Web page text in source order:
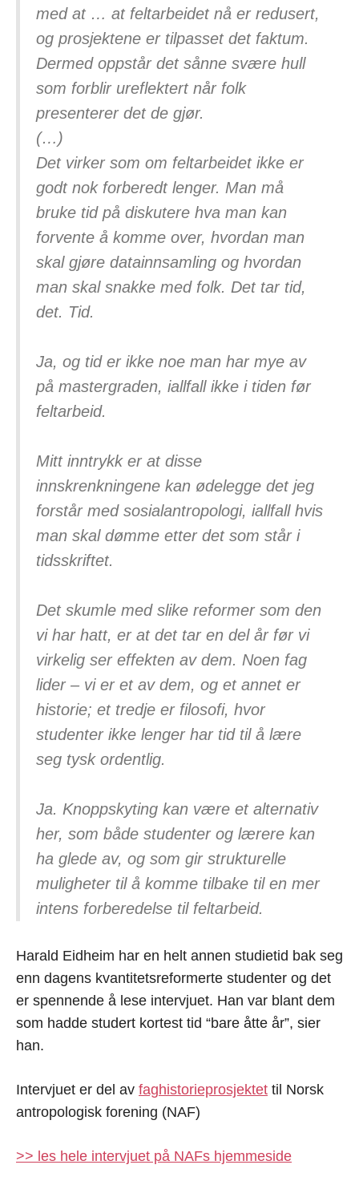
med at … at feltarbeidet nå er redusert,
og prosjektene er tilpasset det faktum.
Dermed oppstår det sånne svære hull
som forblir ureflektert når folk
presenterer det de gjør.
(…)
Det virker som om feltarbeidet ikke er
godt nok forberedt lenger. Man må
bruke tid på diskutere hva man kan
forvente å komme over, hvordan man
skal gjøre datainnsamling og hvordan
man skal snakke med folk. Det tar tid,
det. Tid.
Ja, og tid er ikke noe man har mye av
på mastergraden, iallfall ikke i tiden før
feltarbeid.
Mitt inntrykk er at disse
innskrenkningene kan ødelegge det jeg
forstår med sosialantropologi, iallfall hvis
man skal dømme etter det som står i
tidsskriftet.
Det skumle med slike reformer som den
vi har hatt, er at det tar en del år før vi
virkelig ser effekten av dem. Noen fag
lider – vi er et av dem, og et annet er
historie; et tredje er filosofi, hvor
studenter ikke lenger har tid til å lære
seg tysk ordentlig.
Ja. Knoppskyting kan være et alternativ
her, som både studenter og lærere kan
ha glede av, og som gir strukturelle
muligheter til å komme tilbake til en mer
intens forberedelse til feltarbeid.
Harald Eidheim har en helt annen studietid bak seg
enn dagens kvantitetsreformerte studenter og det
er spennende å lese intervjuet. Han var blant dem
som hadde studert kortest tid “bare åtte år”, sier
han.
Intervjuet er del av faghistorieprosjektet til Norsk
antropologisk forening (NAF)
>> les hele intervjuet på NAFs hjemmeside